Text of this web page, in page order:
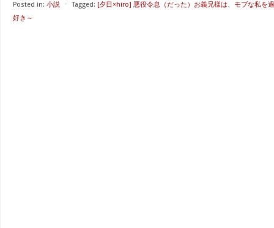
Posted in: 小説 ⋅ Tagged: [夕日×hiro] 悪役令息（だった）お義兄様は、モブな私を
好き～